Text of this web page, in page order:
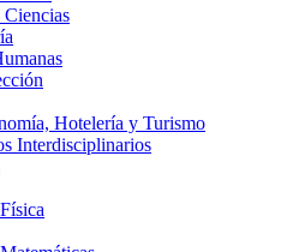
Ciencias
Hotelería y Turismo
Interdisciplinarios